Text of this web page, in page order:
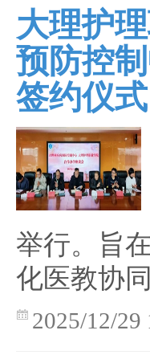
大理护
预防控
签约仪式
举行。旨
化医教协
2025/12/29